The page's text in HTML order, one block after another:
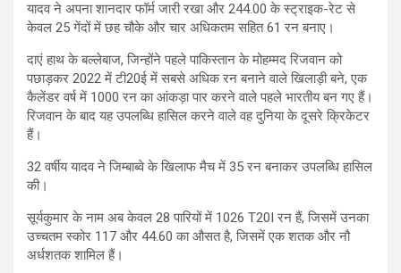
यादव ने अपना शानदार फॉर्म जारी रखा और 244.00 के स्ट्राइक-रेट से
केवल 25 गेंदों में छह चौके और चार अधिकतम सहित 61 रन बनाए।
दाएं हाथ के बल्लेबाज, जिन्होंने पहले पाकिस्तान के मोहम्मद रिजवान को
पछाड़कर 2022 में टी20ई में सबसे अधिक रन बनाने वाले खिलाड़ी बने, एक
कैलेंडर वर्ष में 1000 रन का आंकड़ा पार करने वाले पहले भारतीय बन गए हैं।
रिजवान के बाद यह उपलब्धि हासिल करने वाले वह दुनिया के दूसरे क्रिकेटर
हैं।
32 वर्षीय यादव ने जिम्बाब्वे के खिलाफ मैच में 35 रन बनाकर उपलब्धि हासिल
की।
सूर्यकुमार के नाम अब केवल 28 पारियों में 1026 T20I रन हैं, जिसमें उनका
उच्चतम स्कोर 117 और 44.60 का औसत है, जिसमें एक शतक और नौ
अर्धशतक शामिल हैं।